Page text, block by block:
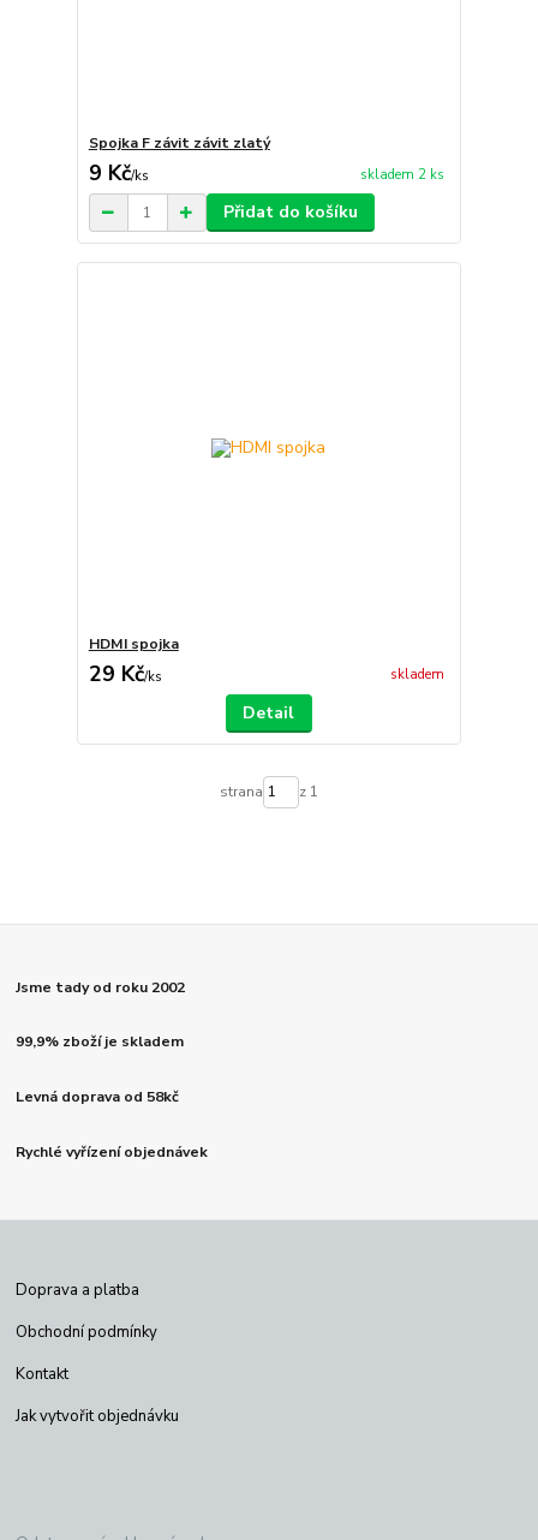
Spojka F závit závit zlatý
9 Kč/ks skladem 2 ks
Přidat do košíku
HDMI spojka
29 Kč/ks skladem
Detail
strana z 1
Jsme tady od roku 2002
99,9% zboží je skladem
Levná doprava od 58kč
Rychlé vyřízení objednávek
Doprava a platba
Obchodní podmínky
Kontakt
Jak vytvořit objednávku